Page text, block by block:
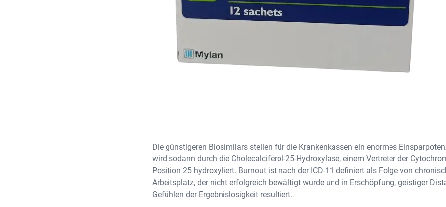
Die günstigeren Biosimilars stellen für die Krankenkassen ein enormes
wird sodann durch die Cholecalciferol-25-Hydroxylase, einem Vertreter der
Position 25 hydroxyliert. Burnout ist nach der ICD-11 definiert als Folge von
Arbeitsplatz, der nicht erfolgreich bewältigt wurde und in Erschöpfung, geistiger
Gefühlen der Ergebnislosigkeit resultiert.